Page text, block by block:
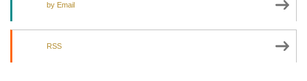
by Email
RSS